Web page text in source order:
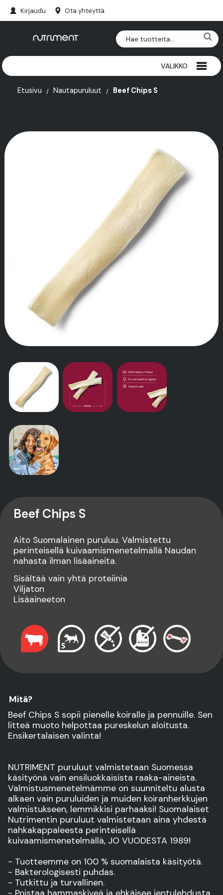
Kirjaudu Ota yhteyttä
VALIKKO
RIISTAPURULUUT
SARVET
LISÄRAVINTEET
TARINAMME
Etusivu Nautapuruluut Beef Chips S
Beef Chips S
Aito Suomalainen puruluu. Valmistettu
perinteisellä kuivaamismenetelmällä Naudan
nahasta ilman lisäaineita.
Sisältää vain yhtä proteiinia
Viljaton
Lisäaineeton
Mitä?
Beef Chips S sopii pienelle koiralle ja pennuille. Sen
litteä muoto helpottaa pureskelun aloitusta.
Ensikertalaisen valinta!
NUTRIMENT puruluut valmistetaan Suomessa
käsityönä vain ensiluokkaisista raaka-aineista.
Valmistusmenetelmämme on suunniteltu alusta
alkaen vain puruluiden ja muiden koiranherkkujen
valmistukseen, lemmikkisi parhaaksi! Suomalaiset
Nutrimentin puruluut valmistetaan aina yhdestä
nahkakappaleesta perinteisellä
kuivaamismenetelmällä, JO VUODESTA 1989!
- Tuotteemme on 100 % suomalaista käsityötä.
- Bakterologisesti puhdas.
- Tutkittu ja turvallinen.